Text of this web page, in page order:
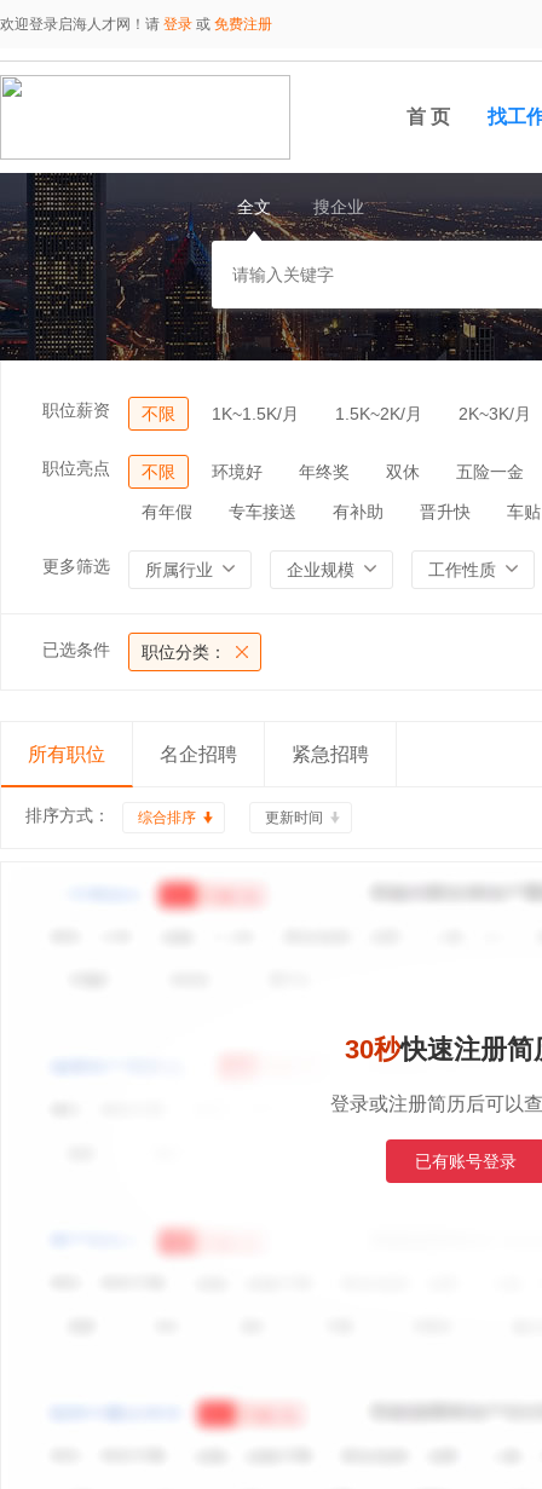
欢迎登录启海人才网！请 登录 或 免费注册
首 页 找工
全文 搜企业
职位薪资 不限 1K~1.5K/月 1.5K~2K/月 2K~3K/月
职位亮点 不限 环境好 年终奖 双休 五险一金
有年假 专车接送 有补助 晋升快 车贴
更多筛选 所属行业 企业规模 工作性质
已选条件 职位分类：
所有职位 名企招聘 紧急招聘
排序方式： 综合排序 更新时间
30秒快速注册简
登录或注册简历后可以
已有账号登录